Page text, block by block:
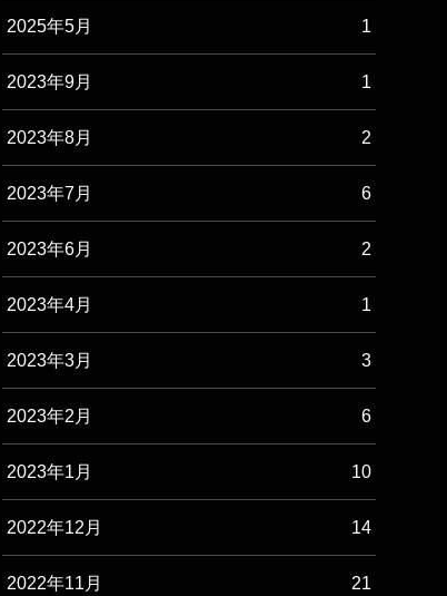
2025年5月 1
2023年9月 1
2023年8月 2
2023年7月 6
2023年6月 2
2023年4月 1
2023年3月 3
2023年2月 6
2023年1月 10
2022年12月 14
2022年11月 21